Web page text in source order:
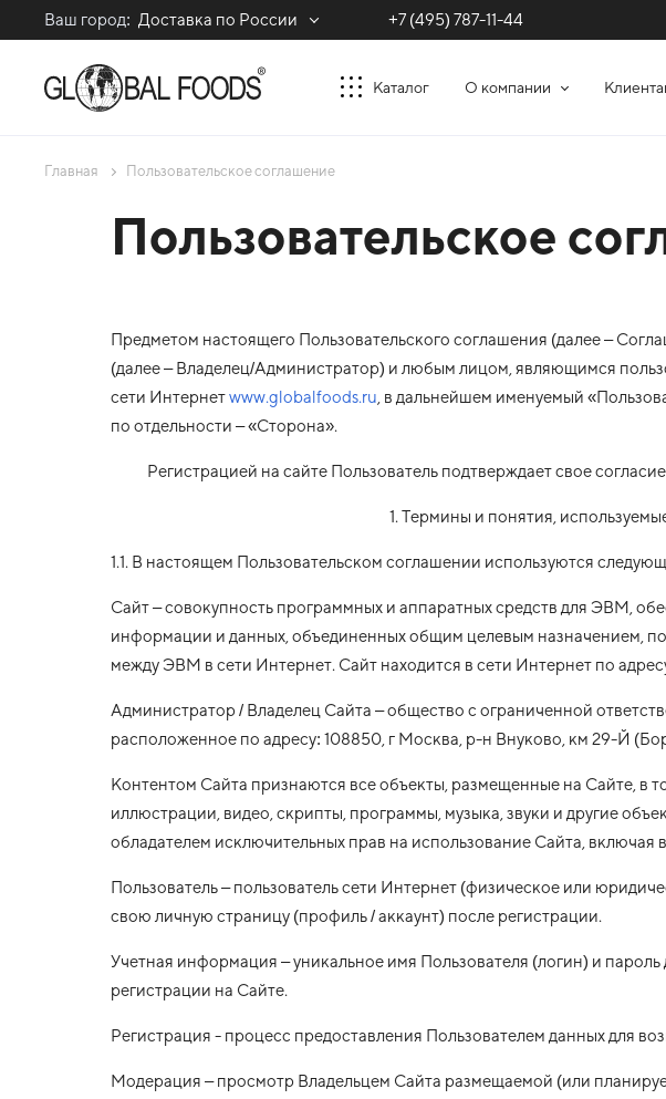
Ваш город: Доставка по России +7 (495) 787-11-44
Каталог О компании
Главная Пользовательское соглашение
Пользовательское
Предметом настоящего Пользовательского соглашения (далее –
(далее – Владелец/Администратор) и любым лицом, являющимся
сети Интернетwww.globalfoods.ru , в дальнейшем именуемый
по отдельности – «Сторона».
Регистрацией на сайте Пользователь подтверждает свое
1. Термины и понятия,
1.1. В настоящем Пользовательском соглашении используются
Сайт – совокупность программных и аппаратных средств для ЭВМ,
информации и данных, объединенных общим целевым назначением,
между ЭВМ в сети Интернет. Сайт находится в сети Интернет по
Администратор / Владелец Сайта – общество с ограниченной
расположенное по адресу: 108850, г Москва, р-н Внуково, км 29-Й
Контентом Сайта признаются все объекты, размещенные на Сайте, в
иллюстрации, видео, скрипты, программы, музыка, звуки и другие
обладателем исключительных прав на использование Сайта, включая
Пользователь – пользователь сети Интернет (физическое или
свою личную страницу (профиль / аккаунт) после регистрации.
Учетная информация – уникальное имя Пользователя (логин) и
регистрации на Сайте.
Регистрация - процесс предоставления Пользователем данных для
Модерация – просмотр Владельцем Сайта размещаемой (или